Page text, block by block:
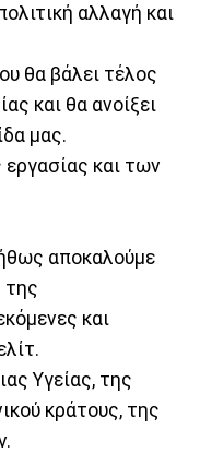
αλλαγή και
θα βάλει τέλος
και θα ανοίξει
μας.
και των
αποκαλούμε
της
και
Υγείας, της
κράτους, της